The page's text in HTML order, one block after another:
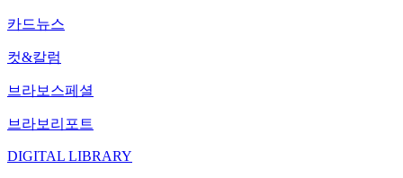
카드뉴스
컷&칼럼
브라보스페셜
브라보리포트
DIGITAL LIBRARY